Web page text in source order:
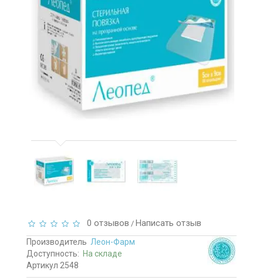
0 отзывов / Написать отзыв
Производитель Леон-Фарм
Доступность: На складе
Артикул 2548